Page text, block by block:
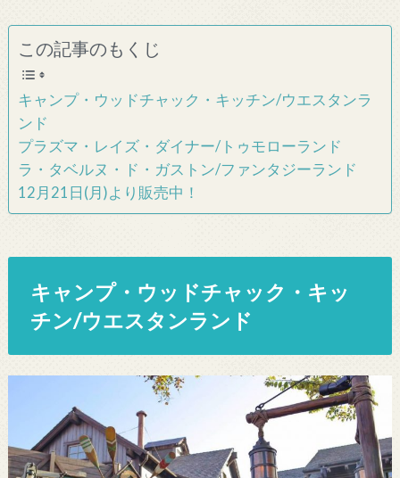
この記事のもくじ
キャンプ・ウッドチャック・キッチン/ウエスタンラ
ンド
プラズマ・レイズ・ダイナー/トゥモローランド
ラ・タベルヌ・ド・ガストン/ファンタジーランド
12月21日(月)より販売中！
キャンプ・ウッドチャック・キッ
チン/ウエスタンランド